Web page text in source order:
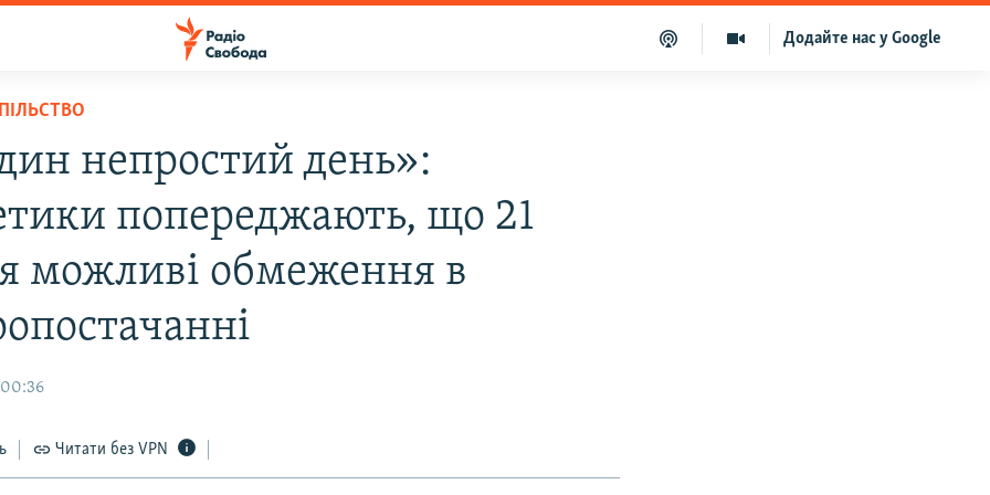
Додайте нас у Google
непростий день»:
попереджають, що 21
можливі обмеження в
Читати без VPN